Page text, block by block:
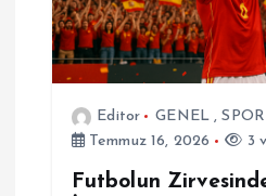
Editor GENEL,SPOR
Temmuz 16, 2026
3
Futbolun